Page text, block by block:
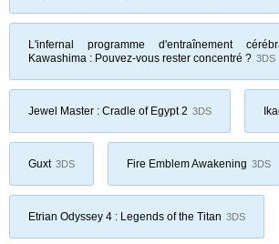
L'infernal programme d'entraînement
Kawashima : Pouvez-vous rester concentré ? 3DS
Jewel Master : Cradle of Egypt 2 3DS
Guxt 3DS Fire Emblem Awakening 3DS
Etrian Odyssey 4 : Legends of the Titan 3DS